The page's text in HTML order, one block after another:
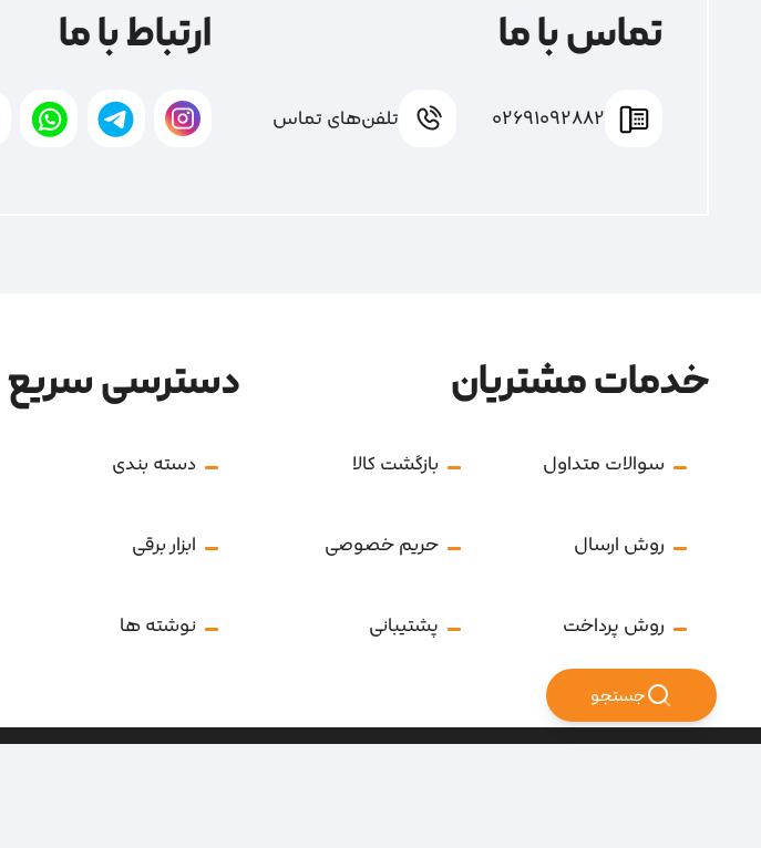
تماس با ما
02691092882 تلفن‌های تماس
ارتباط با ما
خدمات مشتریان
سوالات متداول بازگشت کالا
روش ارسال حریم خصوصی
روش پرداخت پشتیبانی
دسترسی سریع
دسته بندی
ابزار برقی
نوشته ها
جستجو